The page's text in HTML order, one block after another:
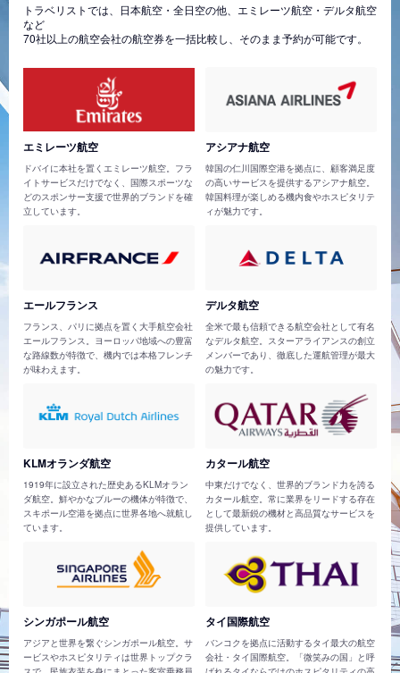
トラベリストでは、日本航空・全日空の他、エミレーツ航空・デルタ航空
など
70社以上の航空会社の航空券を一括比較し、そのまま予約が可能です。
エミレーツ航空
ドバイに本社を置くエミレーツ航空。フラ
イトサービスだけでなく、国際スポーツな
どのスポンサー支援で世界的ブランドを確
立しています。
アシアナ航空
韓国の仁川国際空港を拠点に、顧客満足度
の高いサービスを提供するアシアナ航空。
韓国料理が楽しめる機内食やホスピタリテ
ィが魅力です。
エールフランス
フランス、パリに拠点を置く大手航空会社
エールフランス。ヨーロッパ地域への豊富
な路線数が特徴で、機内では本格フレンチ
が味わえます。
デルタ航空
全米で最も信頼できる航空会社として有名
なデルタ航空。スターアライアンスの創立
メンバーであり、徹底した運航管理が最大
の魅力です。
KLMオランダ航空
1919年に設立された歴史あるKLMオラン
ダ航空。鮮やかなブルーの機体が特徴で、
スキポール空港を拠点に世界各地へ就航し
ています。
カタール航空
中東だけでなく、世界的ブランド力を誇る
カタール航空。常に業界をリードする存在
として最新鋭の機材と高品質なサービスを
提供しています。
シンガポール航空
アジアと世界を繋ぐシンガポール航空。サ
ービスやホスピタリティは世界トップクラ
タイ国際航空
バンコクを拠点に活動するタイ最大の航空
会社・タイ国際航空。「微笑みの国」と呼